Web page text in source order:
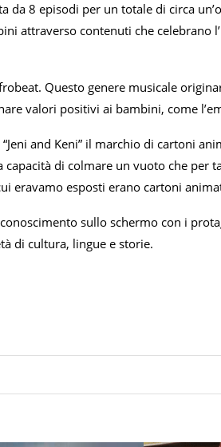
da 8 episodi per un totale di circa
attraverso contenuti che celebrano
Questo genere musicale
valori positivi ai bambini, come
and Keni” il marchio di cartoni
di colmare un vuoto che per
eravamo esposti erano cartoni
sullo schermo con i
di cultura, lingue e storie.